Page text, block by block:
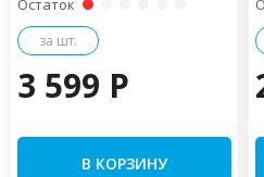
Остаток
за шт.
3 599 P
В КОРЗИНУ